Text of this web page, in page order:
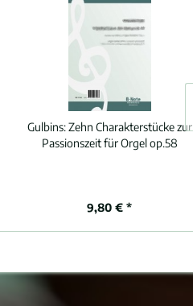
Gulbins:Zehn Charakterstücke zur
Passionszeit für Orgel op.58
9,80 € *